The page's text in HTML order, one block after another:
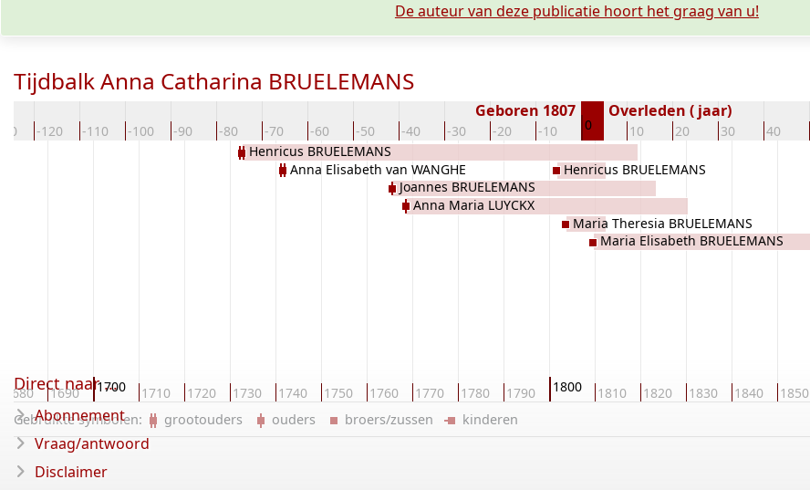
De auteur van deze publicatie hoort het graag van u!
Tijdbalk Anna Catharina BRUELEMANS
-120 -110 -100 -90 -80 -70 -60 -50 -40 -30 -20 -10 0 10 20 30 40
Geboren 1807 Overleden ( jaar)
1680 1690 1700 1710 1720 1730 1740 1750 1760 1770 1780 1790 1800 1810 1820 1830 1840 1850
Henricus BRUELEMANS
Anna Elisabeth van WANGHE
Joannes BRUELEMANS
Anna Maria LUYCKX
Henricus BRUELEMANS
Maria Theresia BRUELEMANS
Maria Elisabeth BRUELEMANS
Gebruikte symbolen: grootouders ouders broers/zussen kinderen
Direct naar ...
Abonnement
Vraag/antwoord
Disclaimer